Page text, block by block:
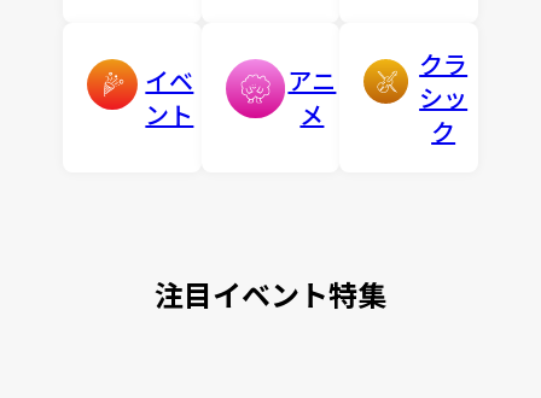
イベ
ント
アニ
メ
クラ
シッ
ク
注目イベント特集